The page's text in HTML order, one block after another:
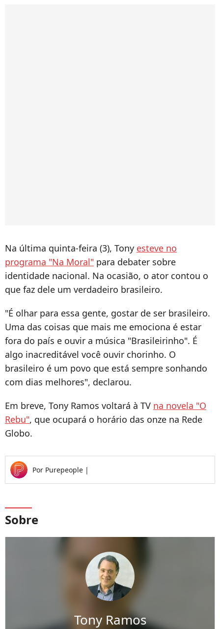
Na última quinta-feira (3), Tony esteve no
programa "Na Moral" para debater sobre
identidade nacional. Na ocasião, o ator contou o
que faz dele um verdadeiro brasileiro.
"É olhar para essa gente, gostar de ser brasileiro.
Uma das coisas que mais me emociona é estar
fora do país e ouvir a música "Brasileirinho". É
algo inacreditável você ouvir chorinho. O
brasileiro é um povo que está sempre sonhando
com dias melhores", declarou.
Em breve, Tony Ramos voltará à TV na novela "O
Rebu", que ocupará o horário das onze na Rede
Globo.
Por Purepeople |
Sobre
Tony Ramos